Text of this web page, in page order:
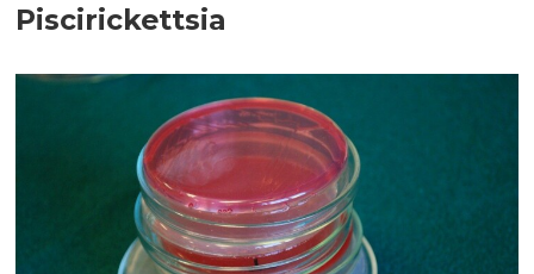
Piscirickettsia